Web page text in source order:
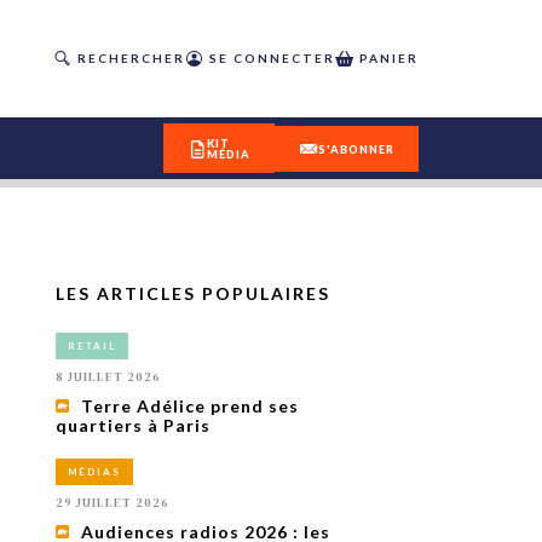
RECHERCHER SE CONNECTER PANIER
KIT
MÉDIA
S'ABONNER
LES ARTICLES POPULAIRES
RETAIL
8 JUILLET 2026
Terre Adélice prend ses
quartiers à Paris
MÉDIAS
29 JUILLET 2026
Audiences radios 2026 : les